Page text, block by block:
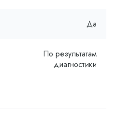
Да
По результатам
диагностики